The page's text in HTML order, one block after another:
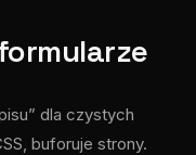
dla czystych
buforuje strony.